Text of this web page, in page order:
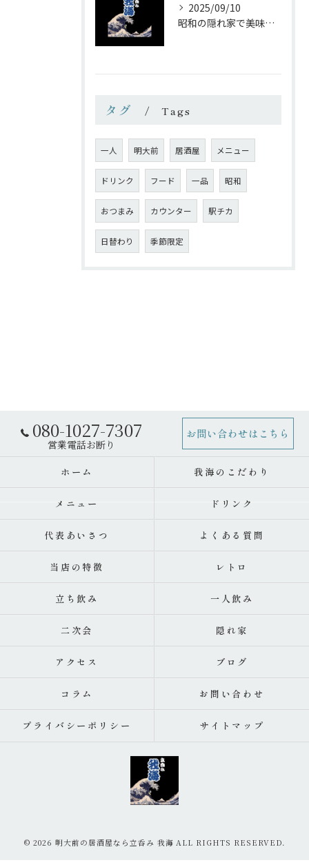
2025/09/10
昭和の隠れ家で美味しい一杯を
タグ Tags
一人 明大前 居酒屋 メニュー
ドリンク フード 一品 昭和
おつまみ カウンター 駅チカ
日替わり 季節限定
080-1027-7307 お問い合わせはこちら
ホーム 我海のこだわり
メニュー ドリンク
代表あいさつ よくある質問
当店の特徴 レトロ
立ち飲み 一人飲み
二次会 隠れ家
アクセス ブログ
コラム お問い合わせ
プライバシーポリシー サイトマップ
© 2026 明大前の居酒屋なら立呑み 我海 ALL RIGHTS RESERVED.